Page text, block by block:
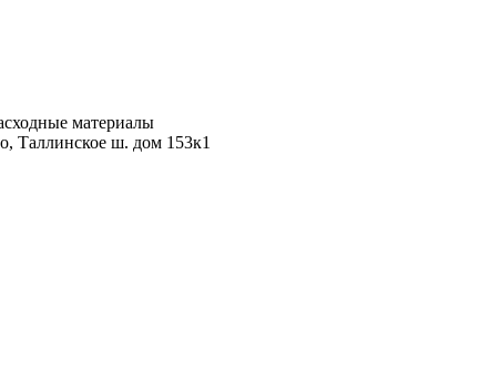
материалы
Таллинское ш. дом 153к1